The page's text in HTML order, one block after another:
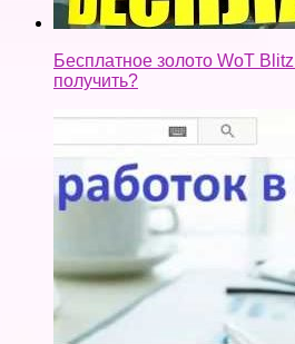
Бесплатное золото WoT
получить?